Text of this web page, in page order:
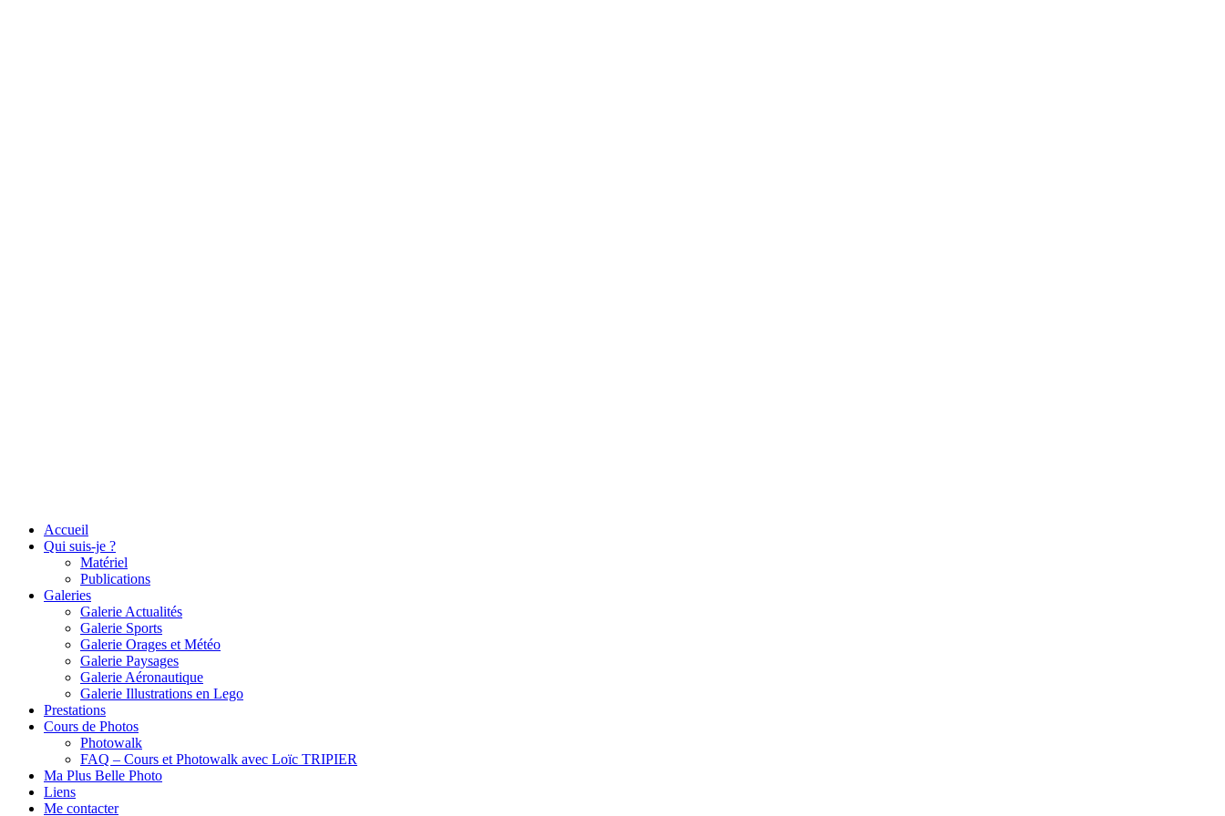
Accueil
Qui suis-je ?
Matériel
Publications
Galeries
Galerie Actualités
Galerie Sports
Galerie Orages et Météo
Galerie Paysages
Galerie Aéronautique
Galerie Illustrations en Lego
Prestations
Cours de Photos
Photowalk
FAQ – Cours et Photowalk avec Loïc TRIPIER
Ma Plus Belle Photo
Liens
Me contacter